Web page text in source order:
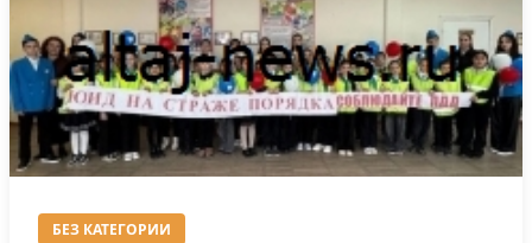
БЕЗ КАТЕГОРИИ